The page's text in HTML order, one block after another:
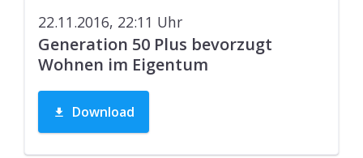
22.11.2016, 22:11 Uhr
Generation 50 Plus bevorzugt
Wohnen im Eigentum
Download